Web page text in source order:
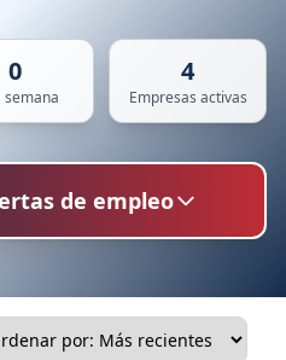
0
semana
4
Empresas activas
de empleo